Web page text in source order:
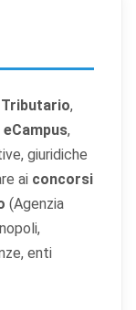
,
,
giuridiche
ai concorsi
(Agenzia
enti